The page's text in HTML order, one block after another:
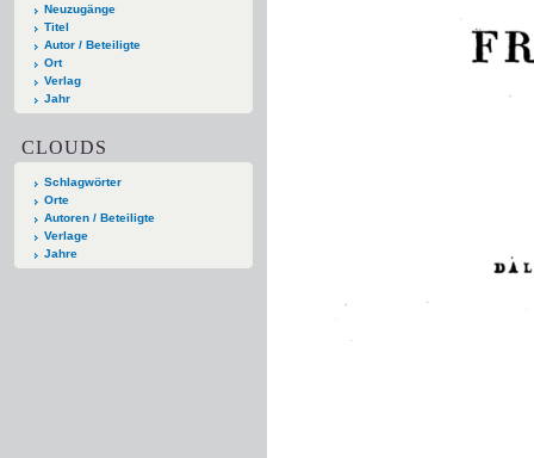
Neuzugänge
Titel
Autor / Beteiligte
Ort
Verlag
Jahr
CLOUDS
Schlagwörter
Orte
Autoren / Beteiligte
Verlage
Jahre